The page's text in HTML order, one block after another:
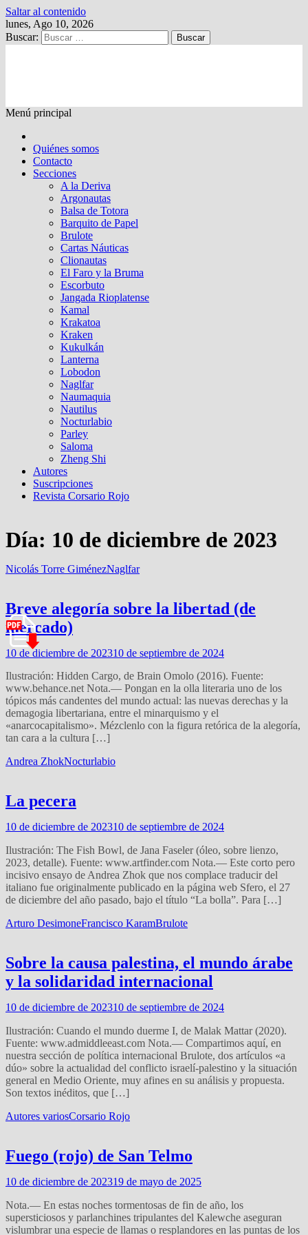
Saltar al contenido
lunes, Ago 10, 2026
Buscar:
Menú principal
Quiénes somos
Contacto
Secciones
A la Deriva
Argonautas
Balsa de Totora
Barquito de Papel
Brulote
Cartas Náuticas
Clionautas
El Faro y la Bruma
Escorbuto
Jangada Rioplatense
Kamal
Krakatoa
Kraken
Kukulkán
Lanterna
Lobodon
Naglfar
Naumaquia
Nautilus
Nocturlabio
Parley
Saloma
Zheng Shi
Autores
Suscripciones
Revista Corsario Rojo
Día: 10 de diciembre de 2023
Nicolás Torre GiménezNaglfar
Breve alegoría sobre la libertad (de
mercado)
10 de diciembre de 202310 de septiembre de 2024
Ilustración: Hidden Cargo, de Brain Omolo (2016). Fuente:
www.behance.net Nota.— Pongan en la olla literaria uno de los
tópicos más candentes del mundo actual: las nuevas derechas y la
demagogia libertariana, entre el minarquismo y el
«anarcocapitalismo». Mézclenlo con la figura retórica de la alegoría,
tan cara a la cultura […]
Andrea ZhokNocturlabio
La pecera
10 de diciembre de 202310 de septiembre de 2024
Ilustración: The Fish Bowl, de Jana Faseler (óleo, sobre lienzo,
2023, detalle). Fuente: www.artfinder.com Nota.— Este corto pero
incisivo ensayo de Andrea Zhok que nos complace traducir del
italiano fue originalmente publicado en la página web Sfero, el 27
de diciembre del año pasado, bajo el título “La bolla”. Para […]
Arturo DesimoneFrancisco KaramBrulote
Sobre la causa palestina, el mundo árabe
y la solidaridad internacional
10 de diciembre de 202310 de septiembre de 2024
Ilustración: Cuando el mundo duerme I, de Malak Mattar (2020).
Fuente: www.admiddleeast.com Nota.— Compartimos aquí, en
nuestra sección de política internacional Brulote, dos artículos «a
dúo» sobre la actualidad del conflicto israelí-palestino y la situación
general en Medio Oriente, muy afines en su análisis y propuesta.
Son textos inéditos, que […]
Autores variosCorsario Rojo
Fuego (rojo) de San Telmo
10 de diciembre de 202319 de mayo de 2025
Nota.— En estas noches tormentosas de fin de año, los
supersticiosos y parlanchines tripulantes del Kalewche aseguran
vislumbrar una especie de llamas o resplandores en las puntas de los